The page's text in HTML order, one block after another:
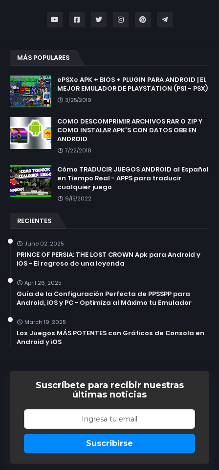
MÁS POPULARES
ePSXe APK + BIOS + PLUGIN PARA ANDROID | EL
MEJOR EMULADOR DE PLAYSTATION (PS1 - PSX)
3/25/2019
COMO DESCOMPRIMIR ARCHIVOS RAR O ZIP Y
COMO INSTALAR APK'S CON DATOS OBB EN
ANDROID
7/22/2018
Cómo TRADUCIR JUEGOS ANDROID al Español
en Tiempo Real - APPS para traducir
cualquier juego
9/15/2022
RECIENTES
June 02, 2025
PRINCE OF PERSIA: THE LOST CROWN Apk para Android y
iOS - El regreso de una leyenda
April 26, 2025
Guía de la Configuración Perfecta de PPSSPP para
Android, iOS y PC - Optimiza al Máximo tu Emulador
March 19, 2025
Los Juegos MÁS POTENTES con Gráficos de Consola en
Android y iOS
Suscríbete para recibir nuestras
últimas noticias
Suscribirse